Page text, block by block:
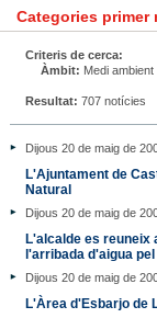
Categories primer
Criteris de cerca:
Àmbit: Medi ambient
Resultat: 707 notícies
Dijous 20 de maig de
L'Ajuntament de
Natural
Dijous 20 de maig de
L'alcalde es reuneix
l'arribada d'aigua
Dijous 20 de maig de
L'Àrea d'Esbarjo de